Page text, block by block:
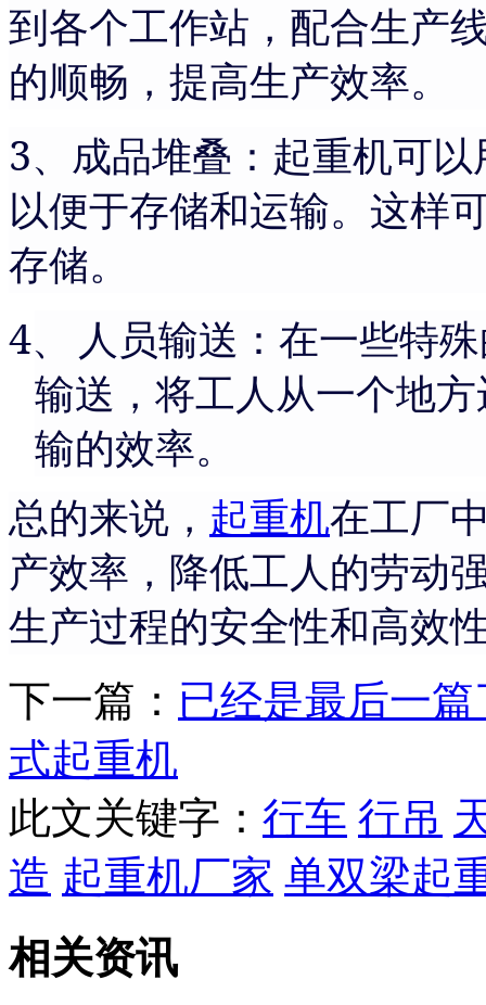
到各个工作站，配合生产
的顺畅，提高生产效率。
3、成品堆叠：起重机可
以便于存储和运输。这样
存储。
4、
人员输送：在一些特
输送，将工人从一个地
输的效率。
总的来说， 起重机在工厂
产效率，降低工人的劳动
生产过程的安全性和高效
下一篇： 已经是最后一篇
式起重机
此文关键字： 行车 行吊
造 起重机厂家 单双梁起
相关资讯